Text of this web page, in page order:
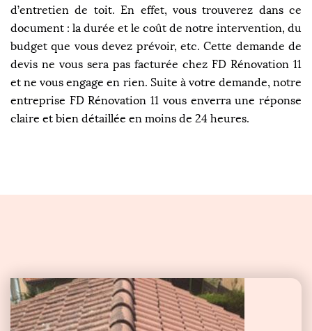
d’entretien de toit. En effet, vous trouverez dans ce
document : la durée et le coût de notre intervention, du
budget que vous devez prévoir, etc. Cette demande de
devis ne vous sera pas facturée chez FD Rénovation 11
et ne vous engage en rien. Suite à votre demande, notre
entreprise FD Rénovation 11 vous enverra une réponse
claire et bien détaillée en moins de 24 heures.